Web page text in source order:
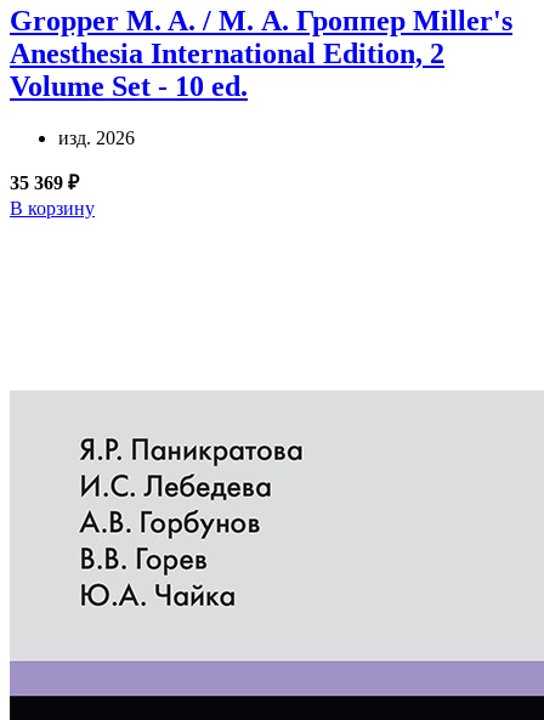
Gropper M. A. / М. А. Гроппер Miller's
Anesthesia International Edition, 2
Volume Set - 10 ed.
изд. 2026
35 369 ₽
В корзину